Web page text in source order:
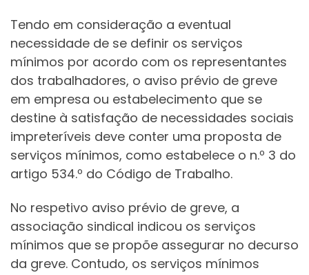
Tendo em consideração a eventual
necessidade de se definir os serviços
mínimos por acordo com os representantes
dos trabalhadores, o aviso prévio de greve
em empresa ou estabelecimento que se
destine à satisfação de necessidades sociais
impreteríveis deve conter uma proposta de
serviços mínimos, como estabelece o n.º 3 do
artigo 534.º do Código de Trabalho.
No respetivo aviso prévio de greve, a
associação sindical indicou os serviços
mínimos que se propõe assegurar no decurso
da greve. Contudo, os serviços mínimos